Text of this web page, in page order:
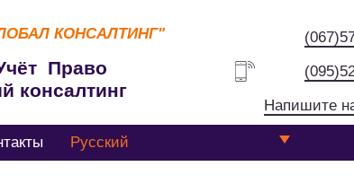
КОНСАЛТИНГ"
Право
консалтинг
Напишите
Русский